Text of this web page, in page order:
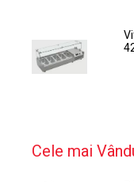
Cele mai